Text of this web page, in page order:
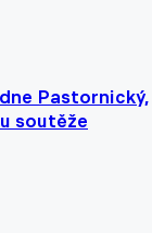
Pastornický,
soutěže